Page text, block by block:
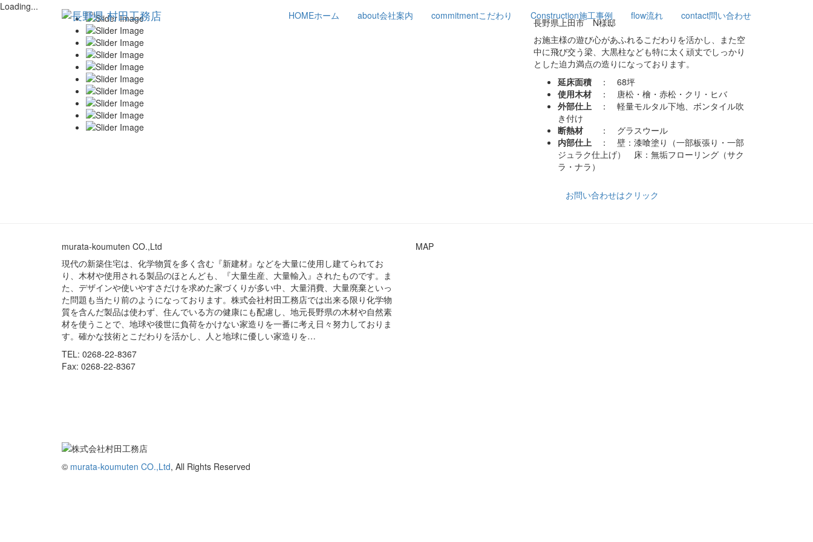
Loading...
HOMEホーム about会社案内 commitmentこだわり Construction施工事例 flow流れ contact問い合わせ
長野県上田市 N様邸
お施主様の遊び心があふれるこだわりを活かし、また空
中に飛び交う梁、大黒柱なども特に太く頑丈でしっかり
とした迫力満点の造りになっております。
延床面積 ： 68坪
使用木材 ： 唐松・檜・赤松・クリ・ヒバ
外部仕上 ： 軽量モルタル下地、ボンタイル吹
き付け
断熱材 ： グラスウール
内部仕上 ： 壁：漆喰塗り（一部板張り・一部
ジュラク仕上げ） 床：無垢フローリング（サク
ラ・ナラ）
お問い合わせはクリック
murata-koumuten CO.,Ltd
現代の新築住宅は、化学物質を多く含む『新建材』などを大量に使用し建てられてお
り、木材や使用される製品のほとんども、『大量生産、大量輸入』されたものです。ま
た、デザインや使いやすさだけを求めた家づくりが多い中、大量消費、大量廃棄といっ
た問題も当たり前のようになっております。株式会社村田工務店では出来る限り化学物
質を含んだ製品は使わず、住んでいる方の健康にも配慮し、地元長野県の木材や自然素
材を使うことで、地球や後世に負荷をかけない家造りを一番に考え日々努力しておりま
す。確かな技術とこだわりを活かし、人と地球に優しい家造りを…
TEL: 0268-22-8367
Fax: 0268-22-8367
MAP
© murata-koumuten CO.,Ltd, All Rights Reserved